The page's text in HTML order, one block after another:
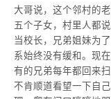
大哥说，这个邻村的
五个子女，村里人都
当校长，兄弟姐妹为
系始终没有缓和。现
有的兄弟每年都回来
不肯顺道看望一下自